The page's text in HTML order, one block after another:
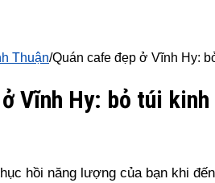
Thuận/Quán cafe đẹp ở Vĩnh Hy:
Vĩnh Hy: bỏ túi
hồi năng lượng của bạn khi